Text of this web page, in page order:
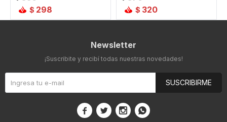
$ 298 $ 320
Newsletter
¡Suscribite y recibí todas nuestras novedades!
SUSCRIBIRME
   